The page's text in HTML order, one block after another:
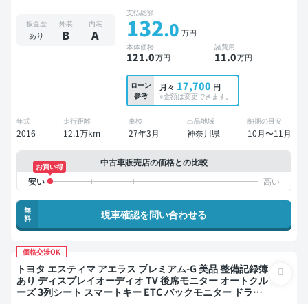
板金歴
あり
外装
B
内装
A
支払総額
132.0 万円
本体価格
121.0万円
諸費用
11.0万円
ローン
参考
月々 17,700 円
※金額は変更できます。
年式
2016
走行距離
12.1万km
車検
27年3月
出品地域
神奈川県
納期の目安
10月〜11月
中古車販売店の価格との比較
お買い得
無
料
現車確認を問い合わせる
価格交渉OK
トヨタ エスティマ アエラス プレミアム-G 美品 整備記録簿
あり ディスプレイオーディオ TV 後席モニター オートクル
ーズ 3列シート スマートキー ETC バックモニター ドライ